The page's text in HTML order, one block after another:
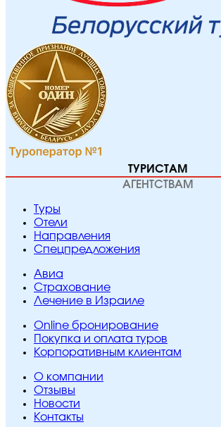
ТУРИСТАМ
АГЕНТСТВАМ
Туры
Отели
Направления
Спецпредложения
Авиа
Страхование
Лечение в Израиле
Online бронирование
Покупка и оплата туров
Корпоративным клиентам
O компании
Отзывы
Новости
Контакты